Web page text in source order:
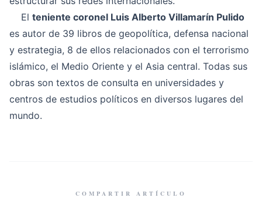
El teniente coronel Luis Alberto Villamarín Pulido
es autor de 39 libros de geopolítica, defensa nacional
y estrategia, 8 de ellos relacionados con el terrorismo
islámico, el Medio Oriente y el Asia central. Todas sus
obras son textos de consulta en universidades y
centros de estudios políticos en diversos lugares del
mundo.
COMPARTIR ARTÍCULO